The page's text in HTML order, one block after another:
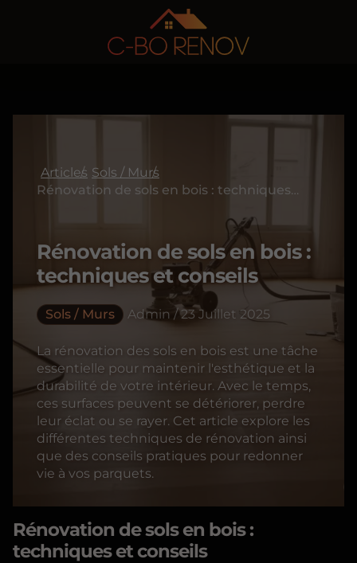
Articles Sols / Murs
Rénovation de sols en bois : techniques et conseils
Rénovation de sols en bois :
techniques et conseils
Sols / Murs Admin / 23 Juillet 2025
La rénovation des sols en bois est une tâche
essentielle pour maintenir l'esthétique et la
durabilité de votre intérieur. Avec le temps,
ces surfaces peuvent se détériorer, perdre
leur éclat ou se rayer. Cet article explore les
différentes techniques de rénovation ainsi
que des conseils pratiques pour redonner
vie à vos parquets.
Rénovation de sols en bois :
techniques et conseils